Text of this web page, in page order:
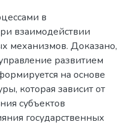
в
взаимодействии
механизмов. Доказано,
развитием
на основе
которая зависит от
субъектов
государственных